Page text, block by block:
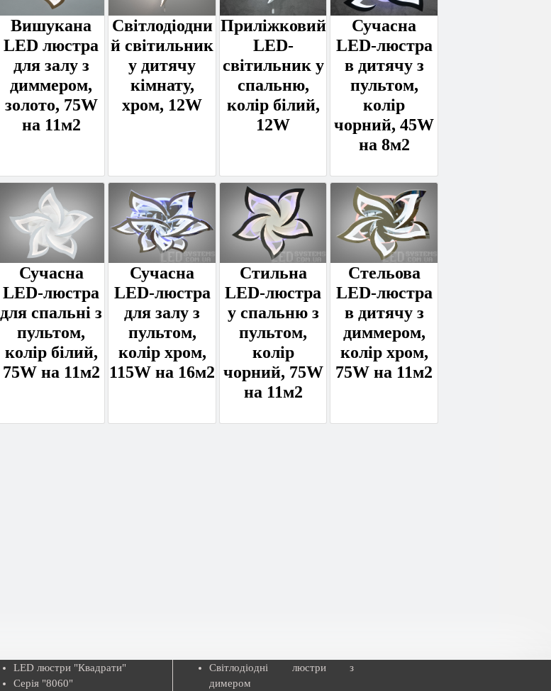
Вишукана
LED люстра
для залу з
диммером,
золото, 75W
на 11м2
Світлодіодни
й світильник
у дитячу
кімнату,
хром, 12W
Приліжковий
LED-
світильник у
спальню,
колір білий,
12W
Сучасна
LED-люстра
в дитячу з
пультом,
колір
чорний, 45W
на 8м2
Сучасна
LED-люстра
для спальні з
пультом,
колір білий,
75W на 11м2
Сучасна
LED-люстра
для залу з
пультом,
колір хром,
115W на 16м2
Стильна
LED-люстра
у спальню з
пультом,
колір
чорний, 75W
на 11м2
Стельова
LED-люстра
в дитячу з
диммером,
колір хром,
75W на 11м2
LED люстри "Квадрати"
Серія "8060"
Світлодіодні люстри з
димером